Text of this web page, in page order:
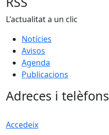
L'actualitat a un clic
Notícies
Avisos
Agenda
Publicacions
Adreces i telèfons
Accedeix